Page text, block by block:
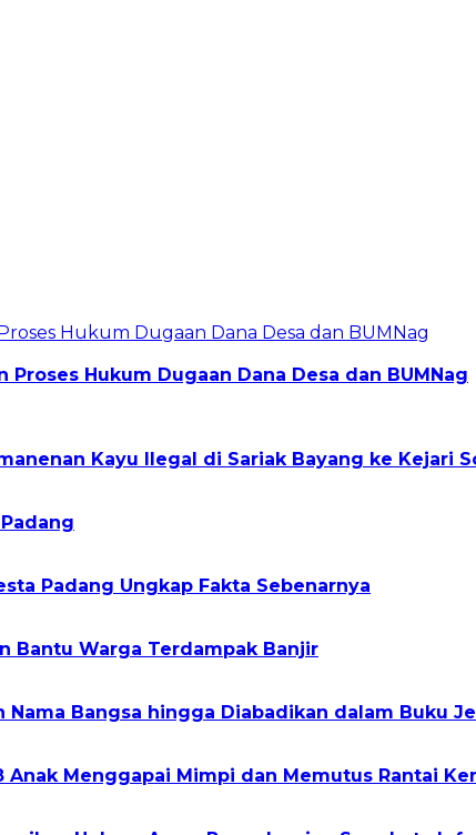
Hukum Dugaan Dana Desa dan BUMNag
Kayu Ilegal di Sariak Bayang ke Kejari
Padang Ungkap Fakta Sebenarnya
Bantu Warga Terdampak Banjir
Bangsa hingga Diabadikan dalam Buku
Anak Menggapai Mimpi dan Memutus Rantai